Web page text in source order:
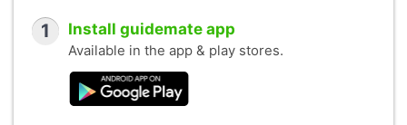
1 Install guidemate app
Available in the app & play stores.